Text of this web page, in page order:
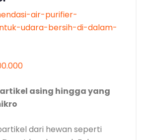
dari hewan seperti
Dapat berdampak Bukan
saluran pernapasan
keluarga yang
Rapi, Rupanya mobil
bertukar dengan udara